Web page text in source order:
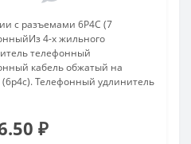
c разъемами 6P4C (7
4-х жильного
телефонный
кабель обжатый на
(6p4c). Телефонный удлинитель
₽